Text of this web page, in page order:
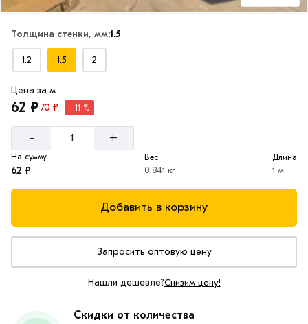
Толщина стенки, мм:1.5
1.2 1.5 2
Цена за м
62 ₽70 ₽ - 11 %
- +
На сумму
62 ₽
Вес
0.841 кг
Длина
1 м
Добавить в корзину
Запросить оптовую цену
Нашли дешевле?Снизим цену!
Скидки от количества